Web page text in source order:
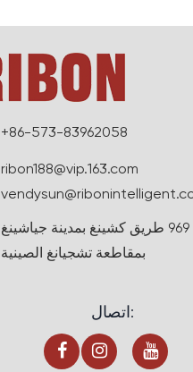
+86-573-83962058
ribon188@vip.163.com
رقم 969 طريق كشينغ بمدينة جياشينغ
بمقاطعة تشجيانغ الصينية
اتصال: